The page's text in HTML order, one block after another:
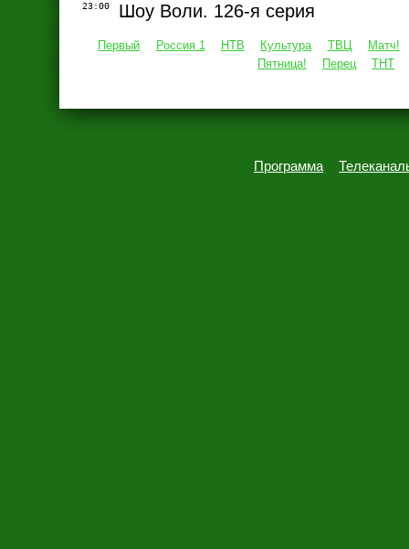
23:00 Шоу Воли. 126-я серия
Первый Россия 1 НТВ Культура ТВЦ
Матч!
Пятница!
Перец ТНТ
Программа